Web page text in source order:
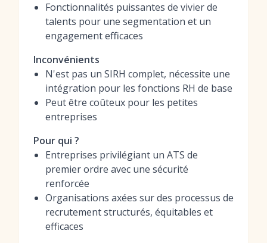
Fonctionnalités puissantes de vivier de
talents pour une segmentation et un
engagement efficaces
Inconvénients
N'est pas un SIRH complet, nécessite une
intégration pour les fonctions RH de base
Peut être coûteux pour les petites
entreprises
Pour qui ?
Entreprises privilégiant un ATS de
premier ordre avec une sécurité
renforcée
Organisations axées sur des processus de
recrutement structurés, équitables et
efficaces